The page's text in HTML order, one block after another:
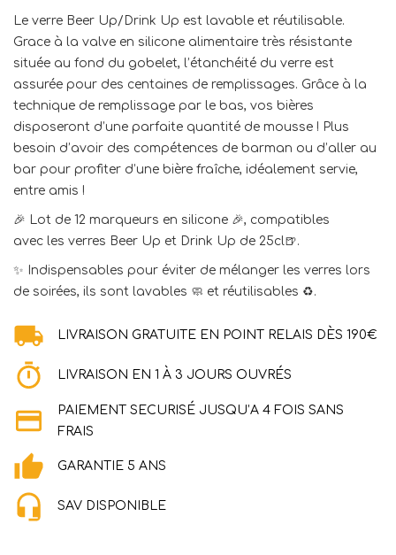
Le verre Beer Up/Drink Up est lavable et réutilisable.
Grace à la valve en silicone alimentaire très résistante
située au fond du gobelet, l’étanchéité du verre est
assurée pour des centaines de remplissages. Grâce à la
technique de remplissage par le bas, vos bières
disposeront d’une parfaite quantité de mousse ! Plus
besoin d’avoir des compétences de barman ou d’aller au
bar pour profiter d’une bière fraîche, idéalement servie,
entre amis !
🎉 Lot de 12 marqueurs en silicone 🎉, compatibles
avec les verres Beer Up et Drink Up de 25cl🍺.
✨ Indispensables pour éviter de mélanger les verres lors
de soirées, ils sont lavables 🧼 et réutilisables ♻️.
LIVRAISON GRATUITE EN POINT RELAIS DÈS 190€
LIVRAISON EN 1 À 3 JOURS OUVRÉS
PAIEMENT SECURISÉ JUSQU’A 4 FOIS SANS
FRAIS
GARANTIE 5 ANS
SAV DISPONIBLE